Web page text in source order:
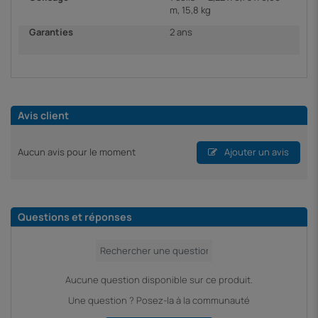
m, 15,8 kg
Garanties
2 ans
Avis client
Aucun avis pour le moment Ajouter un avis
Questions et réponses
Aucune question disponible sur ce produit.
Une question ? Posez-la à la communauté